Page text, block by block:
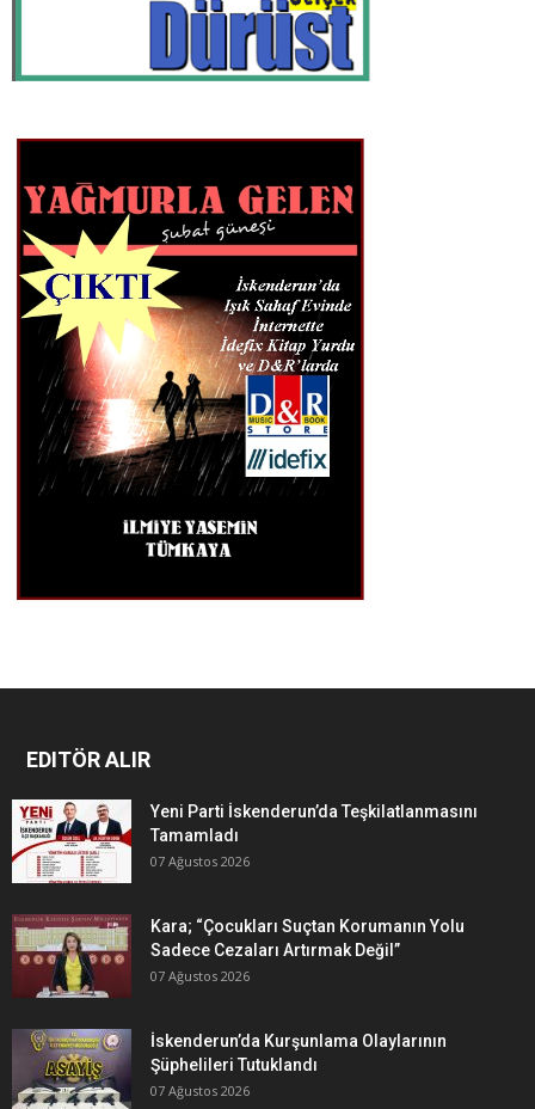
EDITÖR ALIR
Yeni Parti İskenderun’da Teşkilatlanmasını
Tamamladı
07 Ağustos 2026
Kara; “Çocukları Suçtan Korumanın Yolu
Sadece Cezaları Artırmak Değil”
07 Ağustos 2026
İskenderun’da Kurşunlama Olaylarının
Şüphelileri Tutuklandı
07 Ağustos 2026